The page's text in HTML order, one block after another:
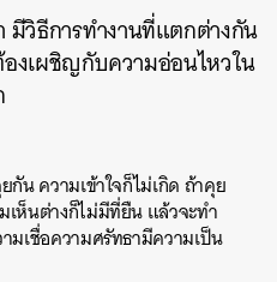
มีวิธีการทำงานที่แตกต่างกัน
งเผชิญกับความอ่อนไหวใน
กัน ความเข้าใจก็ไม่เกิด ถ้าคุย
ห็นต่างก็ไม่มีที่ยืน แล้วจะทำ
มเชื่อความศรัทธามีความเป็น